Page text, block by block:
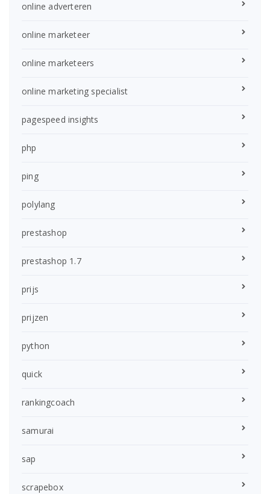
online adverteren
online marketeer
online marketeers
online marketing specialist
pagespeed insights
php
ping
polylang
prestashop
prestashop 1.7
prijs
prijzen
python
quick
rankingcoach
samurai
sap
scrapebox